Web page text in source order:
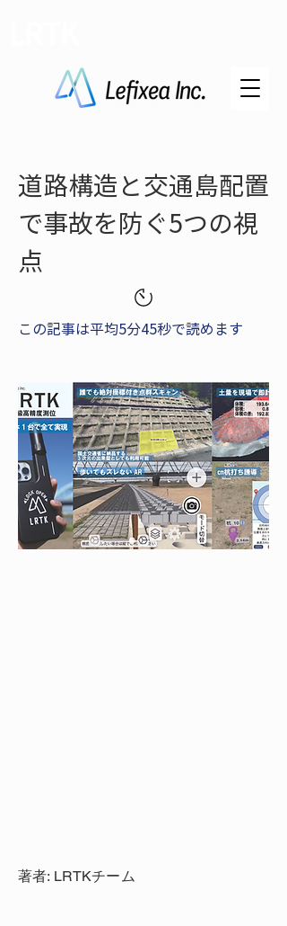
道路構造と交通島配置
で事故を防ぐ5つの視
点
この記事は平均5分45秒で読めます
著者: LRTKチーム